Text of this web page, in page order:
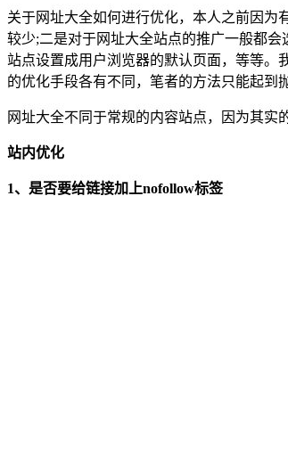
关于网址大全如何进行优化，本人之前因为
较少;二是对于网址大全站点的推广一般都
站点设置成用户浏览器的默认页面，等等。
的优化手段各有不同，笔者的方法只能起到
网址大全不同于常规的内容站点，因为其实
站内优化
1、是否要给链接加上nofollow标签